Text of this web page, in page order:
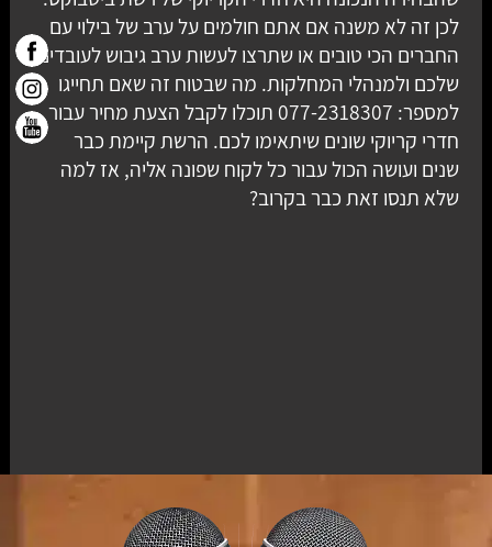
לכן זה לא משנה אם אתם חולמים על ערב של בילוי עם
החברים הכי טובים או שתרצו לעשות ערב גיבוש לעובדים
שלכם ולמנהלי המחלקות. מה שבטוח זה שאם תחייגו
למספר: 077-2318307 תוכלו לקבל הצעת מחיר עבור
חדרי קריוקי שונים שיתאימו לכם. הרשת קיימת כבר
שנים ועושה הכול עבור כל לקוח שפונה אליה, אז למה
שלא תנסו זאת כבר בקרוב?